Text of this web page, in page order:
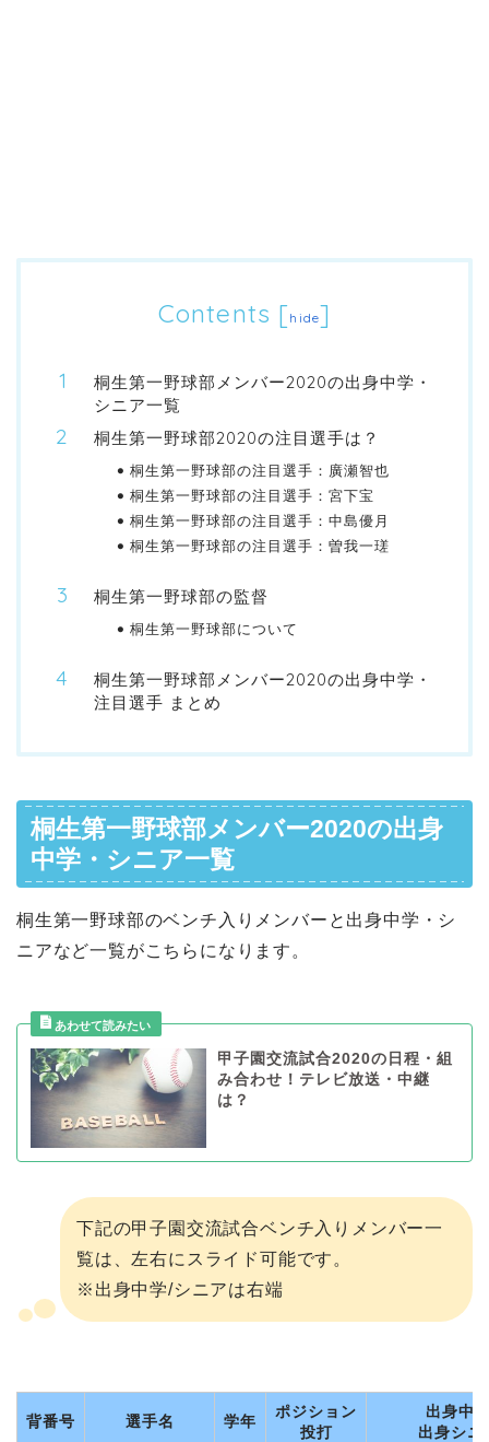
Contents [hide]
桐生第一野球部メンバー2020の出身中学・
シニア一覧
桐生第一野球部2020の注目選手は？
桐生第一野球部の注目選手：廣瀬智也
桐生第一野球部の注目選手：宮下宝
桐生第一野球部の注目選手：中島優月
桐生第一野球部の注目選手：曽我一瑳
桐生第一野球部の監督
桐生第一野球部について
桐生第一野球部メンバー2020の出身中学・
注目選手 まとめ
桐生第一野球部メンバー2020の出身
中学・シニア一覧
桐生第一野球部のベンチ入りメンバーと出身中学・シ
ニアなど一覧がこちらになります。
甲子園交流試合2020の日程・組
み合わせ！テレビ放送・中継
は？
下記の甲子園交流試合ベンチ入りメンバー一
覧は、左右にスライド可能です。
※出身中学/シニアは右端
背番号 選手名 学年
ポジション
投打
出身中
出身シニ